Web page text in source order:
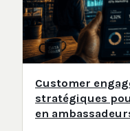
Customer
stratégiques
en